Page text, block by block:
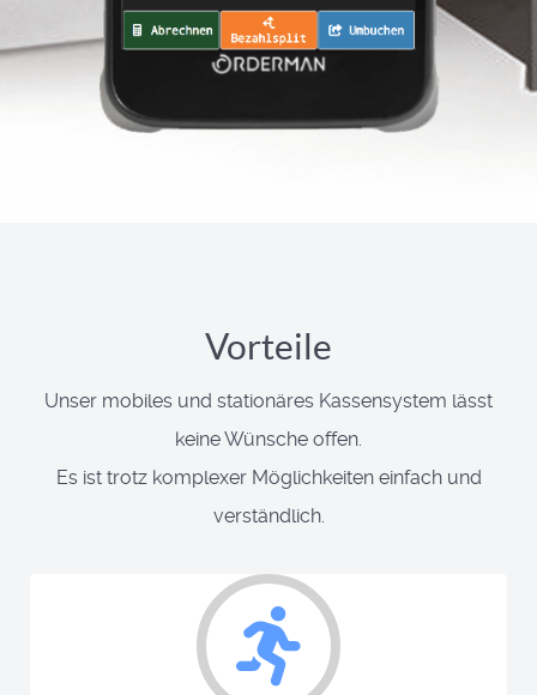
Vorteile
Unser mobiles und stationäres Kassensystem lässt
keine Wünsche offen.
Es ist trotz komplexer Möglichkeiten einfach und
verständlich.